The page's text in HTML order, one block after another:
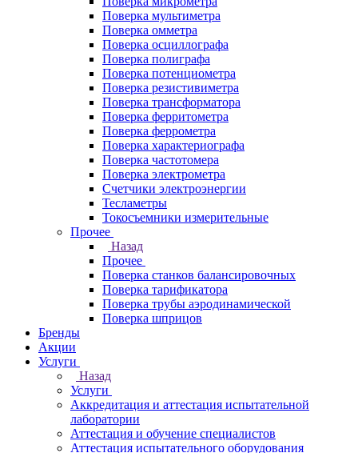
Поверка мультиметра
Поверка омметра
Поверка осциллографа
Поверка полиграфа
Поверка потенциометра
Поверка резистивиметра
Поверка трансформатора
Поверка ферритометра
Поверка феррометра
Поверка характериографа
Поверка частотомера
Поверка электрометра
Счетчики электроэнергии
Тесламетры
Токосъемники измерительные
Прочее
Назад
Прочее
Поверка станков балансировочных
Поверка тарификатора
Поверка трубы аэродинамической
Поверка шприцов
Бренды
Акции
Услуги
Назад
Услуги
Аккредитация и аттестация испытательной
лаборатории
Аттестация и обучение специалистов
Аттестация испытательного оборудования